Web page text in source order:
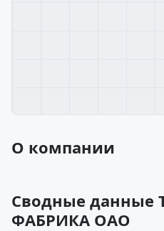
О компании
Сводные данные
ФАБРИКА ОАО